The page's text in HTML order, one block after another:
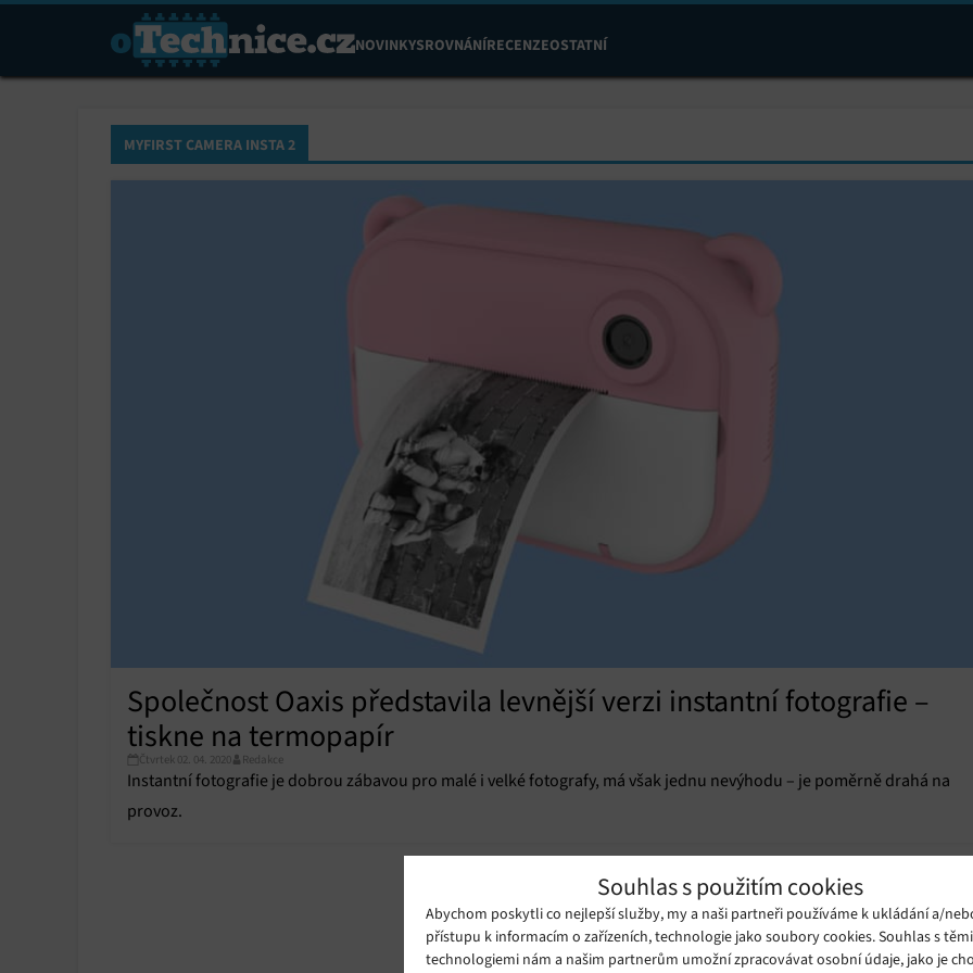
Souhlas s použitím cookies
Abychom poskytli co nejlepší služby, my a naši partneři používáme k ukládání a/
přístupu k informacím o zařízeních, technologie jako soubory cookies. Souhlas s
technologiemi nám a našim partnerům umožní zpracovávat osobní údaje, jako je
NOVINKYSROVNÁNÍRECENZEOSTATNÍ
MYFIRST CAMERA INSTA 2
Společnost Oaxis představila levnější verzi instantní fotografie –
tiskne na termopapír
Čtvrtek 02. 04. 2020 Redakce
Instantní fotografie je dobrou zábavou pro malé i velké fotografy, má však jednu nevýhodu – je poměrně drahá na
provoz.